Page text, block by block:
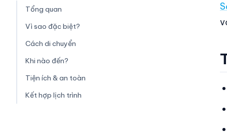
Tổng quan
Vì sao đặc biệt?
Cách di chuyển
Khi nào đến?
Tiện ích & an toàn
Kết hợp lịch trình